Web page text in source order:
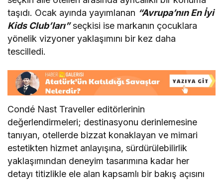
taşıdı. Ocak ayında yayımlanan “Avrupa’nın En İyi
Kids Club’ları”seçkisi ise markanın çocuklara
yönelik vizyoner yaklaşımını bir kez daha
tescilledi.
Condé Nast Traveller editörlerinin
değerlendirmeleri; destinasyonu derinlemesine
tanıyan, otellerde bizzat konaklayan ve mimari
estetikten hizmet anlayışına, sürdürülebilirlik
yaklaşımından deneyim tasarımına kadar her
detayı titizlikle ele alan kapsamlı bir bakış açısını